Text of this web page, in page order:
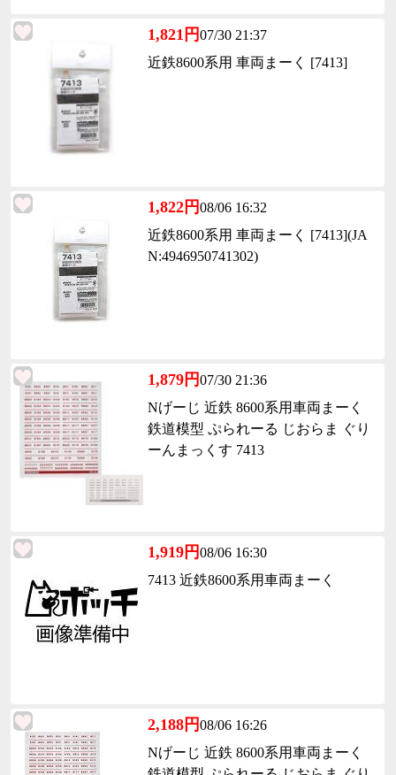
1,821円07/30 21:37
近鉄8600系用 車両まーく [7413]
1,822円08/06 16:32
近鉄8600系用 車両まーく [7413](JA
N:4946950741302)
1,879円07/30 21:36
Nげーじ 近鉄 8600系用車両まーく
鉄道模型 ぷられーる じおらま ぐり
ーんまっくす 7413
1,919円08/06 16:30
7413 近鉄8600系用車両まーく
2,188円08/06 16:26
Nげーじ 近鉄 8600系用車両まーく